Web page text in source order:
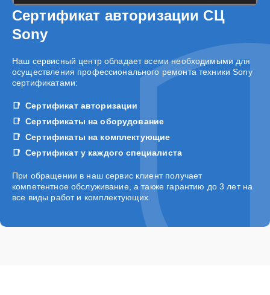
Сертификат авторизации СЦ
Sony
Наш сервисный центр обладает всеми необходимыми для
осуществления профессионального ремонта техники Sony
сертификатами:
Сертификат авторизации
Сертификаты на оборудование
Сертификаты на комплектующие
Сертификат у каждого специалиста
При обращении в наш сервис клиент получает
компетентное обслуживание, а также гарантию до 3 лет на
все виды работ и комплектующих.